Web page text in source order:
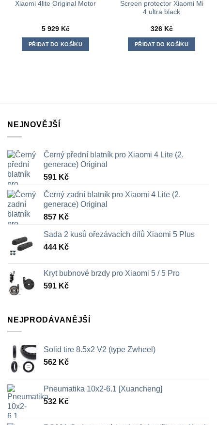
Xiaomi 4lite Original Motor
5 929 Kč
PŘIDAT DO KOŠÍKU
Screen protector Xiaomi Mi
4 ultra black
326 Kč
PŘIDAT DO KOŠÍKU
NEJNOVĚJŠÍ
Černý přední blatník pro Xiaomi 4 Lite (2.
generace) Original
591 Kč
Černý zadní blatník pro Xiaomi 4 Lite (2.
generace) Original
857 Kč
Sada 2 kusů ořezávacích dílů Xiaomi 5 Plus
444 Kč
Kryt bubnové brzdy pro Xiaomi 5 / 5 Pro
591 Kč
NEJPRODÁVANĚJŠÍ
Solid tire 8.5x2 V2 (type Zwheel)
562 Kč
Pneumatika 10x2-6.1 [Xuancheng]
532 Kč